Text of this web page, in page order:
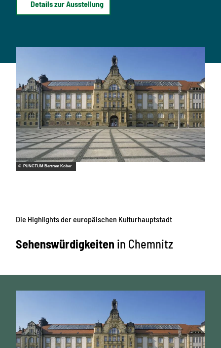
Details zur Ausstellung
© PUNCTUM Bertram Kober
Die Highlights der europäischen Kulturhauptstadt
Sehenswürdigkeiten in Chemnitz